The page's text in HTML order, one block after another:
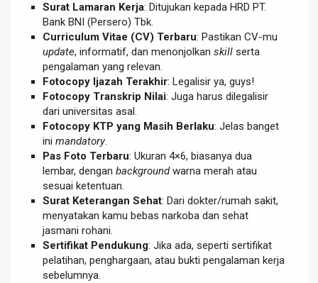
Surat Lamaran Kerja: Ditujukan kepada HRD PT.
Bank BNI (Persero) Tbk.
Curriculum Vitae (CV) Terbaru: Pastikan CV-mu
update, informatif, dan menonjolkan skill serta
pengalaman yang relevan.
Fotocopy Ijazah Terakhir: Legalisir ya, guys!
Fotocopy Transkrip Nilai: Juga harus dilegalisir
dari universitas asal.
Fotocopy KTP yang Masih Berlaku: Jelas banget
ini mandatory.
Pas Foto Terbaru: Ukuran 4×6, biasanya dua
lembar, dengan backgroundwarna merah atau
sesuai ketentuan.
Surat Keterangan Sehat: Dari dokter/rumah sakit,
menyatakan kamu bebas narkoba dan sehat
jasmani rohani.
Sertifikat Pendukung: Jika ada, seperti sertifikat
pelatihan, penghargaan, atau bukti pengalaman kerja
sebelumnya.